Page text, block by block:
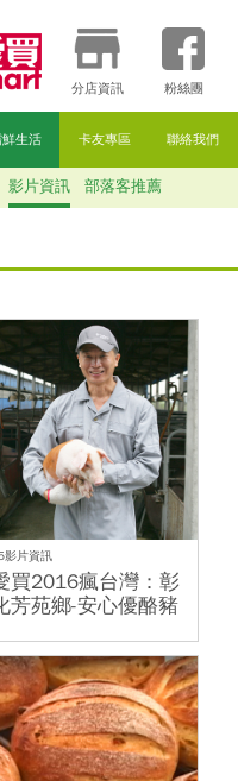
分店資訊 粉絲團
鮮生活 卡友專區 聯絡我們
影片資訊 部落客推薦
影片資訊
買2016瘋台灣：彰
芳苑鄉-安心優酪豬